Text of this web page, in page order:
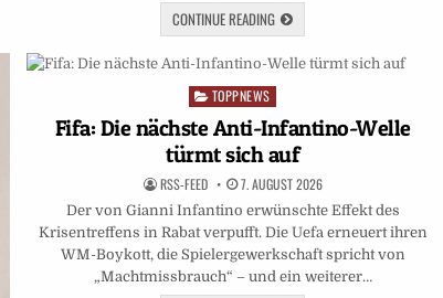
CONTINUE READING
Posted
TOPPNEWS
Fifa: Die nächste Anti-Infantino-Welle
türmt sich auf
RSS-FEED 7. AUGUST 2026
Der von Gianni Infantino erwünschte Effekt des
Krisentreffens in Rabat verpufft. Die Uefa erneuert ihren
WM-Boykott, die Spielergewerkschaft spricht von
„Machtmissbrauch“ – und ein weiterer…